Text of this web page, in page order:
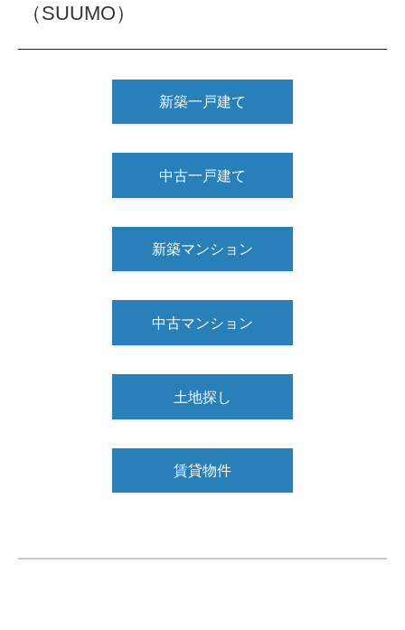
（SUUMO）
新築一戸建て
中古一戸建て
新築マンション
中古マンション
土地探し
賃貸物件